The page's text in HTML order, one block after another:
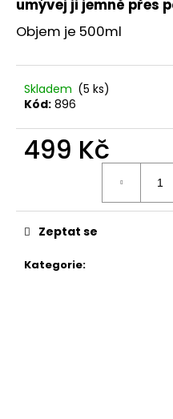
umývej ji jemně přes
Objem je 500ml
Skladem (5 ks)
Kód: 896
499 Kč
Kategorie:
Zeptat se
m
e